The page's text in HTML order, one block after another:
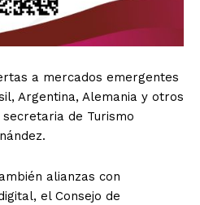
a mercados emergentes
Argentina, Alemania y otros
de Turismo
alianzas con
el Consejo de